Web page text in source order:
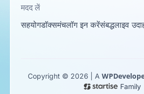
मदद लें
सहयोगडॉक्समंचलॉग इन करेंसंबद्धलाइव
Copyright © 2026 | A
Family